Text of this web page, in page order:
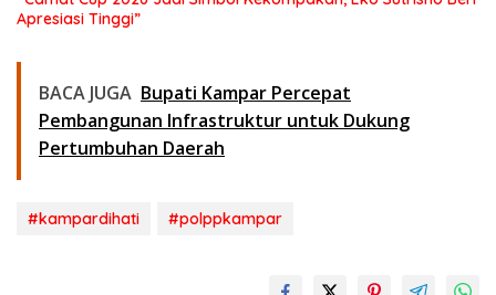
Apresiasi Tinggi”
BACA JUGA Bupati Kampar Percepat
Pembangunan Infrastruktur untuk Dukung
Pertumbuhan Daerah
#kampardihati #polppkampar